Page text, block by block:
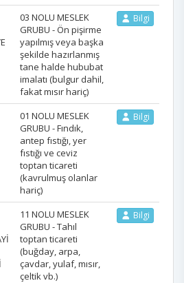
03 NOLU MESLEK
GRUBU - Ön pişirme
yapılmış veya başka
şekilde hazırlanmış
tane halde hububat
imalatı (bulgur dahil,
fakat mısır hariç)
Bilgi
01 NOLU MESLEK
GRUBU - Fındık,
antep fıstığı, yer
fıstığı ve ceviz
toptan ticareti
(kavrulmuş olanlar
hariç)
Bilgi
11 NOLU MESLEK
GRUBU - Tahıl
toptan ticareti
(buğday, arpa,
çavdar, yulaf, mısır,
çeltik vb.)
Bilgi